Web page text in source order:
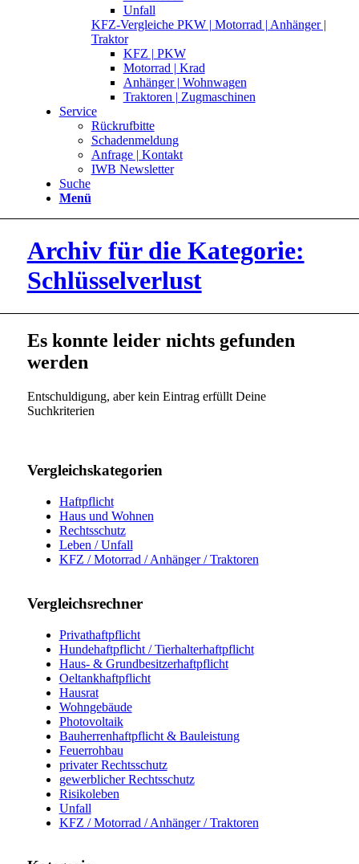
Unfall
KFZ-Vergleiche PKW | Motorrad | Anhänger |
Traktor
KFZ | PKW
Motorrad | Krad
Anhänger | Wohnwagen
Traktoren | Zugmaschinen
Service
Rückrufbitte
Schadenmeldung
Anfrage | Kontakt
IWB Newsletter
Suche
Menü
Archiv für die Kategorie:
Schlüsselverlust
Es konnte leider nichts gefunden
werden
Entschuldigung, aber kein Eintrag erfüllt Deine
Suchkriterien
Vergleichskategorien
Haftpflicht
Haus und Wohnen
Rechtsschutz
Leben / Unfall
KFZ / Motorrad / Anhänger / Traktoren
Vergleichsrechner
Privathaftpflicht
Hundehaftpflicht / Tierhalterhaftpflicht
Haus- & Grundbesitzerhaftpflicht
Oeltankhaftpflicht
Hausrat
Wohngebäude
Photovoltaik
Bauherrenhaftpflicht & Bauleistung
Feuerrohbau
privater Rechtsschutz
gewerblicher Rechtsschutz
Risikoleben
Unfall
KFZ / Motorrad / Anhänger / Traktoren